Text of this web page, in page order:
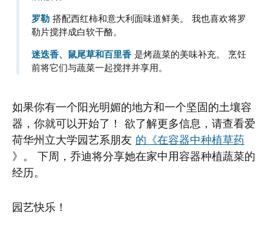
罗勒 搭配西红柿和意大利面味道鲜美。 我也喜欢将罗
勒片搅拌成白软干酪。
迷迭香、鼠尾草和百里香 是烤蔬菜的美味补充。 烹饪
前将它们与蔬菜一起搅拌并享用。
如果你有一个阳光明媚的地方和一个坚固的土壤容
器，你就可以开始了！ 欲了解更多信息，请查看爱
荷华州立大学园艺系朋友 的《在容器中种植草药
》。 下周，乔迪将分享她在家中用容器种植蔬菜的
经历。
园艺快乐！